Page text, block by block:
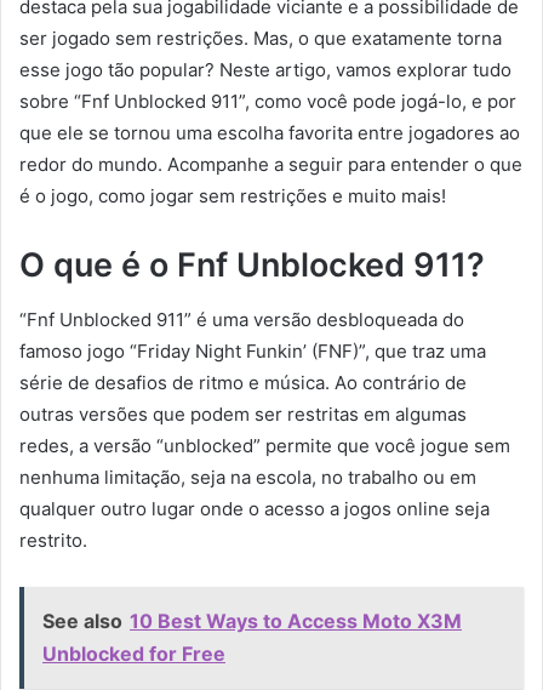
destaca pela sua jogabilidade viciante e a possibilidade de
ser jogado sem restrições. Mas, o que exatamente torna
esse jogo tão popular? Neste artigo, vamos explorar tudo
sobre “Fnf Unblocked 911”, como você pode jogá-lo, e por
que ele se tornou uma escolha favorita entre jogadores ao
redor do mundo. Acompanhe a seguir para entender o que
é o jogo, como jogar sem restrições e muito mais!
O que é o Fnf Unblocked 911?
“Fnf Unblocked 911” é uma versão desbloqueada do
famoso jogo “Friday Night Funkin’ (FNF)”, que traz uma
série de desafios de ritmo e música. Ao contrário de
outras versões que podem ser restritas em algumas
redes, a versão “unblocked” permite que você jogue sem
nenhuma limitação, seja na escola, no trabalho ou em
qualquer outro lugar onde o acesso a jogos online seja
restrito.
See also 10 Best Ways to Access Moto X3M
Unblocked for Free